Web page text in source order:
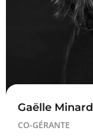
Gaëlle Minard
CO-GÉRANTE